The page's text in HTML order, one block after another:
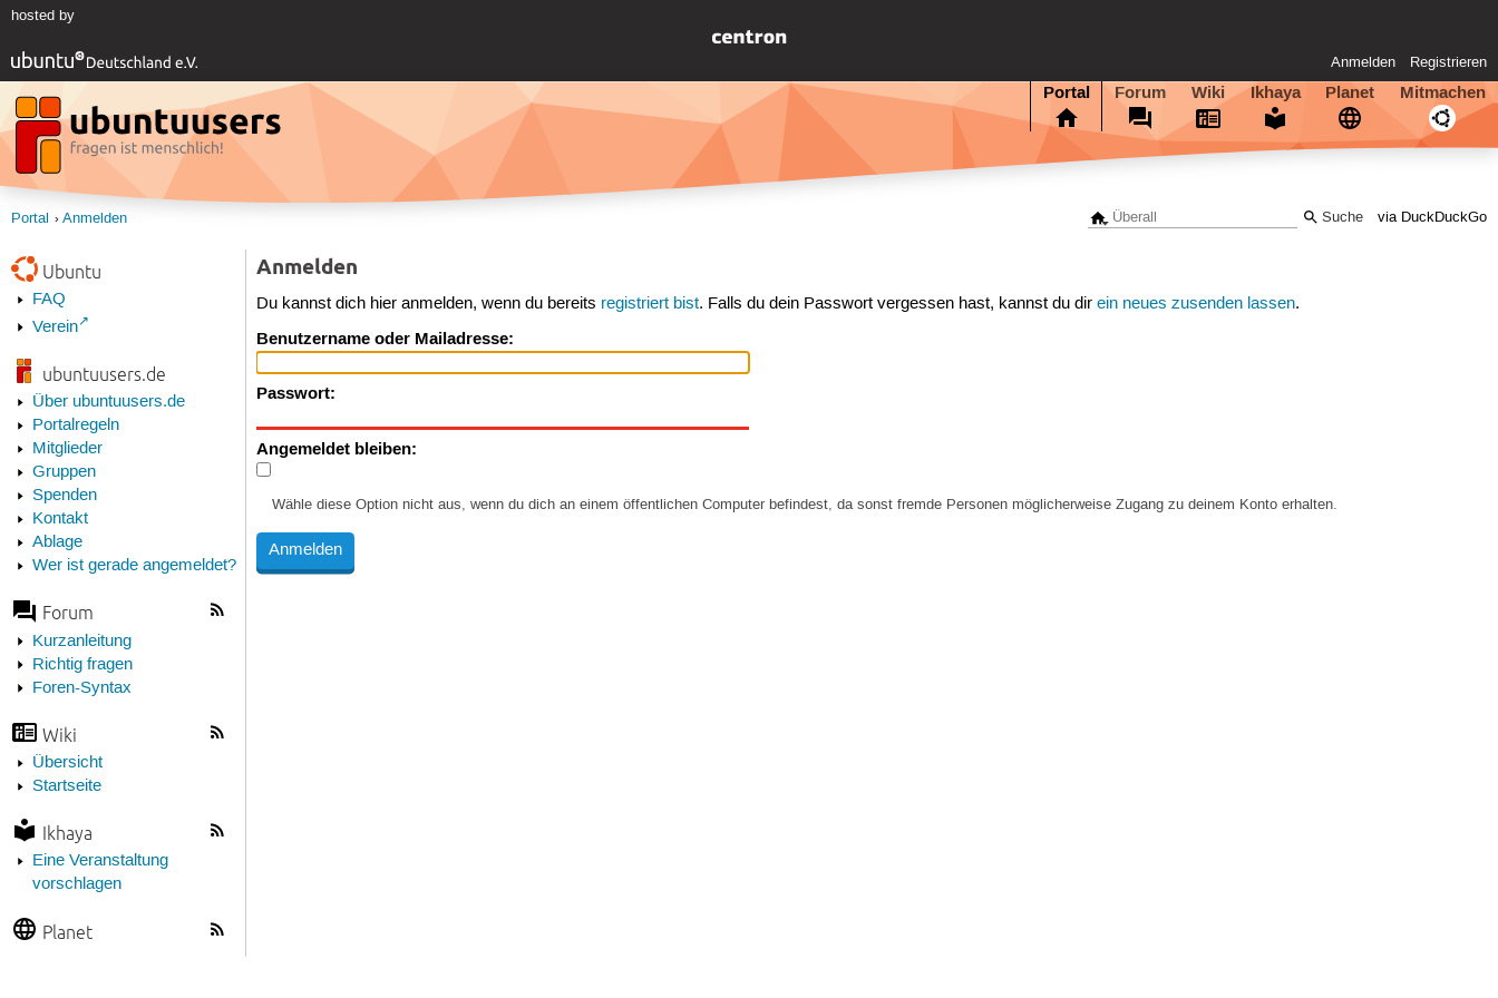
hosted by
Anmelden Registrieren
Portal Forum Wiki Ikhaya Planet Mitmachen
via DuckDuckGo
Portal Anmelden
Ubuntu
FAQ
Verein
ubuntuusers.de
Über ubuntuusers.de
Portalregeln
Mitglieder
Gruppen
Spenden
Kontakt
Ablage
Wer ist gerade angemeldet?
Forum
Kurzanleitung
Richtig fragen
Foren-Syntax
Wiki
Übersicht
Startseite
Ikhaya
Eine Veranstaltung
vorschlagen
Planet
Anmelden
Du kannst dich hier anmelden, wenn du bereits registriert bist. Falls du dein Passwort vergessen hast, kannst du direin neues zusenden lassen.
Benutzername oder Mailadresse:
Passwort:
Angemeldet bleiben:
Wähle diese Option nicht aus, wenn du dich an einem öffentlichen Computer befindest, da sonst fremde Personen möglicherweise Zugang zu deinem Konto erhalten.